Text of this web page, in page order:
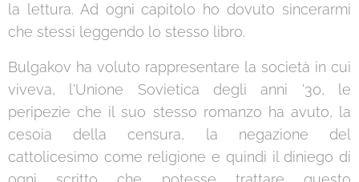
la lettura. Ad ogni capitolo ho dovuto sincerarmi
che stessi leggendo lo stesso libro.
Bulgakov ha voluto rappresentare la società in cui
viveva, l'Unione Sovietica degli anni '30, le
peripezie che il suo stesso romanzo ha avuto, la
cesoia della censura, la negazione del
cattolicesimo come religione e quindi il diniego di